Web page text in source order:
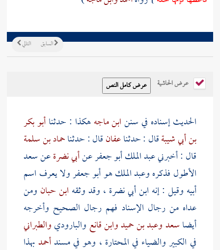
التالي السابق
عرض الحاشية
الحديث إسناده في سننابن ماجههكذا : حدثناأبو بكر
بن أبي شيبةقال : حدثناعفانقال : حدثناحماد بن سلمة
قال : أخبرنيعبد الملك أبو جعفرعنأبي نضرةعنسعد
الأطول فذكرهوعبد الملكهوأبو جعفرولا يعرف اسم
أبيه وقيل : إنه ابن أبي نضرة ، وقد وثقه ابن حبان ومن
عداه من رجال الإسناد فهم رجال الصحيح وأخرجه
أيضاسعدوعبد بن حميدوابن قانع والباروديوالطبراني
في الكبيروالضياء في المحتارة ، وهو في مسندأحمدبهذا